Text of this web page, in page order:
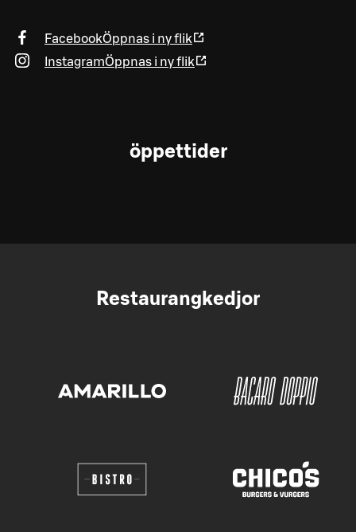
FacebookÖppnas i ny flik
InstagramÖppnas i ny flik
öppettider
Restaurangkedjor